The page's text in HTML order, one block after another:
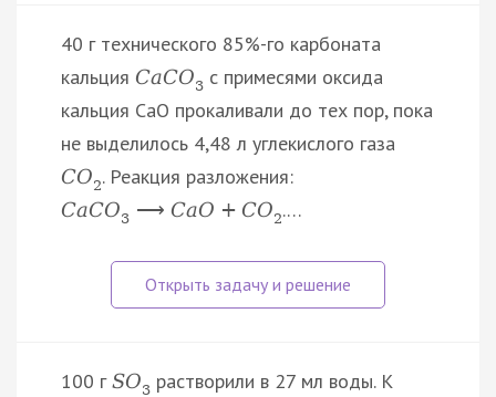
40 г технического 85%-го карбоната
кальция CaCO3 с примесями оксида
кальция CaO прокаливали до тех пор, пока
не выделилось 4,48 л углекислого газа
CO2. Реакция разложения:
CaCO3 ⟶ CaO + CO2.…
100 гSO3 растворили в 27 мл воды. К